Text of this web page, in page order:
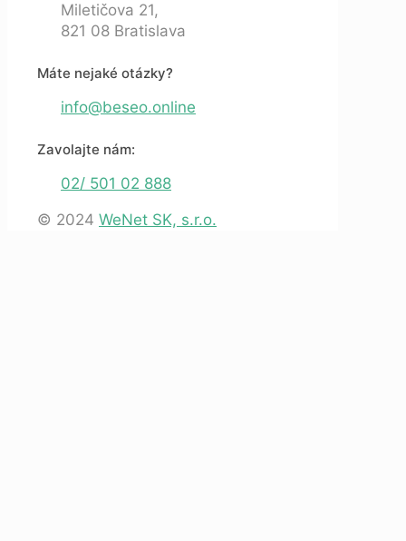
Miletičova 21,
821 08 Bratislava
Máte nejaké otázky?
info@beseo.online
Zavolajte nám:
02/ 501 02 888
© 2024 WeNet SK, s.r.o.